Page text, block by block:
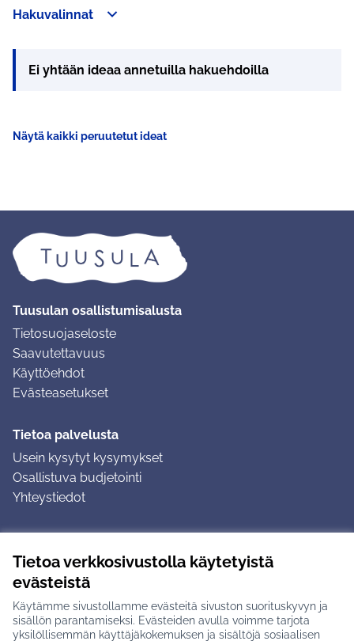
Tietoa verkkosivustolla käytetyistä
evästeistä
Käytämme sivustollamme evästeitä sivuston suorituskyvyn ja
sisällön parantamiseksi. Evästeiden avulla voimme tarjota
yksilöllisemmän käyttäjäkokemuksen ja sisältöjä sosiaalisen
Hakuvalinnat
Ei yhtään ideaa annetuilla hakuehdoilla
Näytä kaikki peruutetut ideat
Tuusulan osallistumisalusta
Tietosuojaseloste
Saavutettavuus
Käyttöehdot
Evästeasetukset
Tietoa palvelusta
Usein kysytyt kysymykset
Osallistuva budjetointi
Yhteystiedot
Ohjeet kirjautumiseen
Ohjeet kommentin jättämiseen